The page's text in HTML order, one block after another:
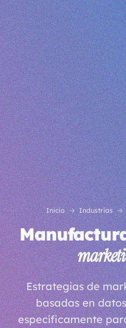
Inicio Industrias
Estrategias de
basadas en
específicamente